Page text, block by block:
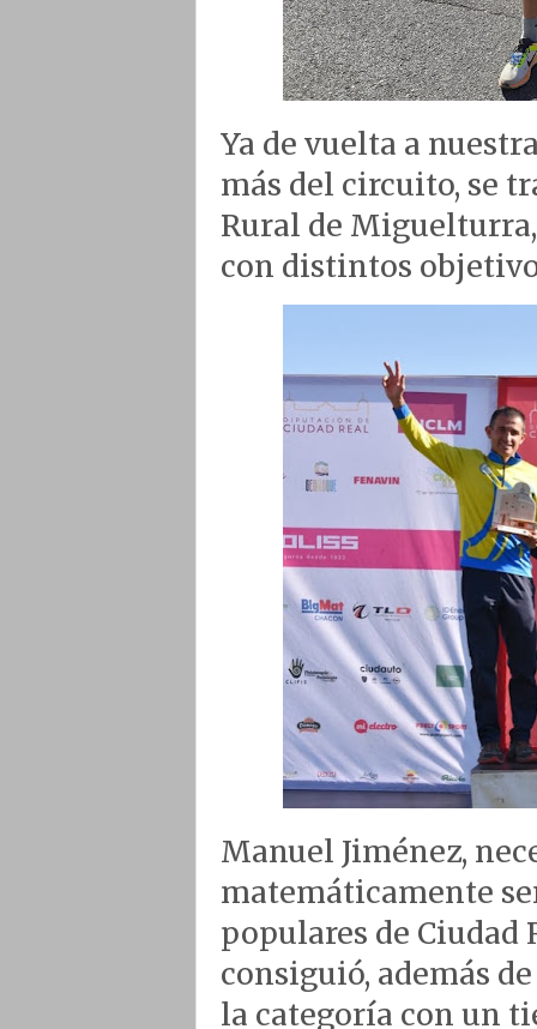
Ya de vuelta a
más del circuito, se
Rural de
con distintos
Manuel Jiménez,
matemáticamente
populares de Ciudad
consiguió, además
la categoría con un